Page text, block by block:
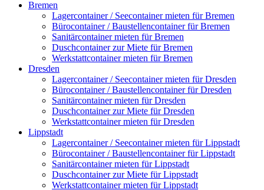
Bremen
Lagercontainer / Seecontainer mieten für Bremen
Bürocontainer / Baustellencontainer für Bremen
Sanitärcontainer mieten für Bremen
Duschcontainer zur Miete für Bremen
Werkstattcontainer mieten für Bremen
Dresden
Lagercontainer / Seecontainer mieten für Dresden
Bürocontainer / Baustellencontainer für Dresden
Sanitärcontainer mieten für Dresden
Duschcontainer zur Miete für Dresden
Werkstattcontainer mieten für Dresden
Lippstadt
Lagercontainer / Seecontainer mieten für Lippstadt
Bürocontainer / Baustellencontainer für Lippstadt
Sanitärcontainer mieten für Lippstadt
Duschcontainer zur Miete für Lippstadt
Werkstattcontainer mieten für Lippstadt